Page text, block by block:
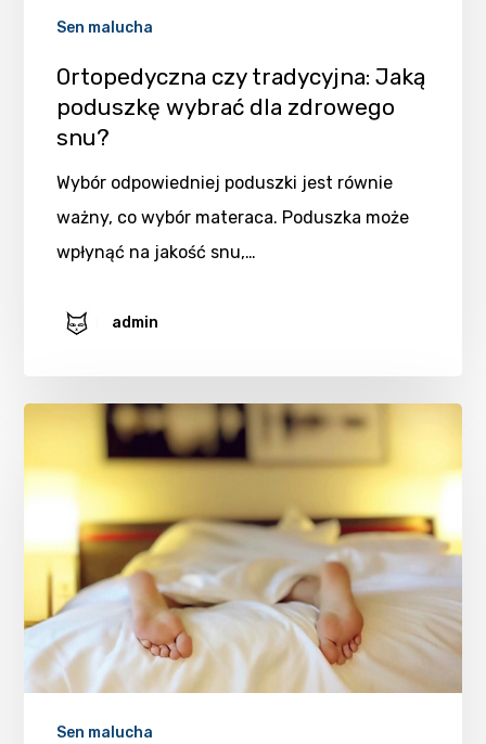
Sen malucha
Ortopedyczna czy tradycyjna: Jaką
poduszkę wybrać dla zdrowego
snu?
Wybór odpowiedniej poduszki jest równie
ważny, co wybór materaca. Poduszka może
wpłynąć na jakość snu,…
admin
Sen malucha